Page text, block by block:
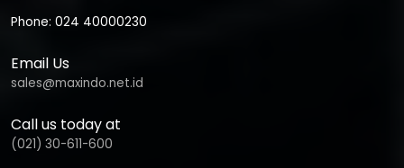
Phone: 024 40000230
Email Us
sales@maxindo.net.id
Call us today at
(021) 30-611-600